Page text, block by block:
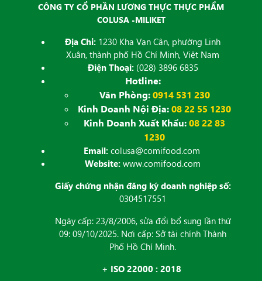
CÔNG TY CỔ PHẦN LƯƠNG THỰC THỰC PHẨM
COLUSA -MILIKET
Địa Chỉ: 1230 Kha Vạn Cân, phường Linh
Xuân, thành phố Hồ Chí Minh, Việt Nam
Điện Thoại:(028) 3896 6835
Hotline:
Văn Phòng: 0914 531 230
Kinh Doanh Nội Địa:08 22 55 1230
Kinh Doanh Xuất Khẩu:08 22 83
1230
Email:colusa@comifood.com
Website: www.comifood.com
Giấy chứng nhận đăng ký doanh nghiệp số:
0304517551
Ngày cấp: 23/8/2006, sửa đổi bổ sung lần thứ
09: 09/10/2025. Nơi cấp: Sở tài chính Thành
Phố Hồ Chí Minh.
+ ISO 22000 : 2018